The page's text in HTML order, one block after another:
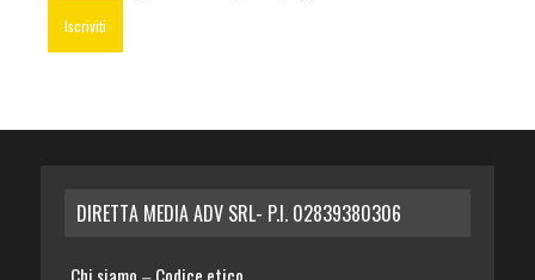
DIRETTA MEDIA ADV SRL- P.I. 02839380306